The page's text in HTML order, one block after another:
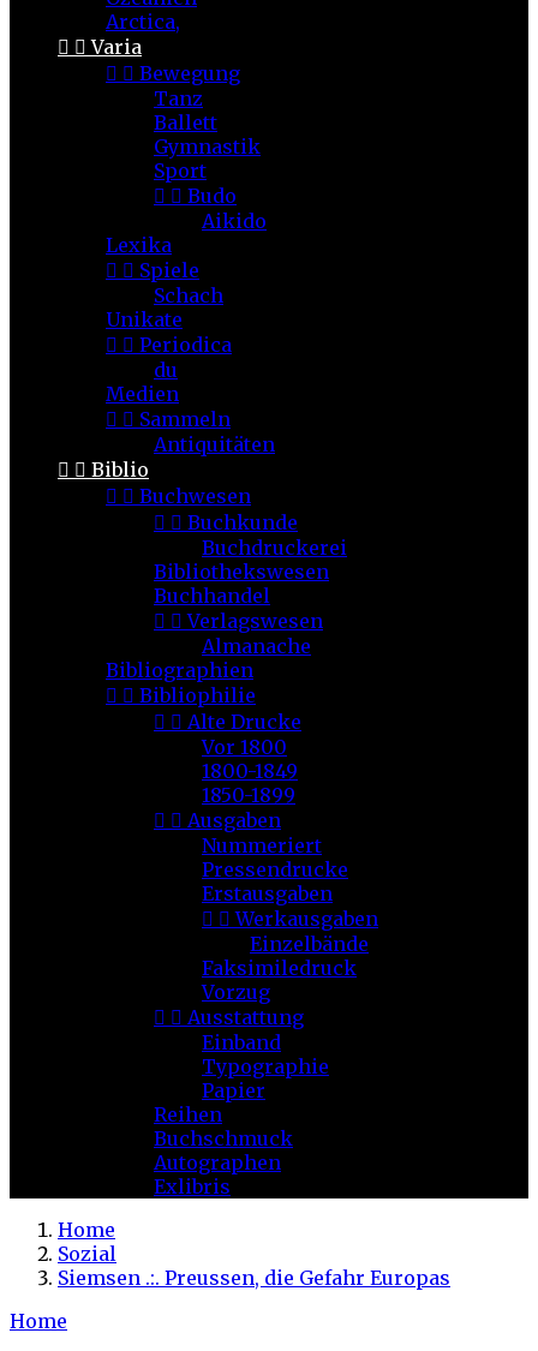
Arctica,
  Varia
  Bewegung
Tanz
Ballett
Gymnastik
Sport
  Budo
Aikido
Lexika
  Spiele
Schach
Unikate
  Periodica
du
Medien
  Sammeln
Antiquitäten
  Biblio
  Buchwesen
  Buchkunde
Buchdruckerei
Bibliothekswesen
Buchhandel
  Verlagswesen
Almanache
Bibliographien
  Bibliophilie
  Alte Drucke
Vor 1800
1800-1849
1850-1899
  Ausgaben
Nummeriert
Pressendrucke
Erstausgaben
  Werkausgaben
Einzelbände
Faksimiledruck
Vorzug
  Ausstattung
Einband
Typographie
Papier
Reihen
Buchschmuck
Autographen
Exlibris
Home
Sozial
Siemsen .:. Preussen, die Gefahr Europas
Home